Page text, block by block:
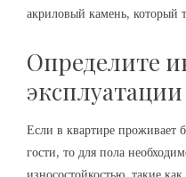
акриловый камень, который
Определите
эксплуатации
Если в квартире проживает
гости, то для пола